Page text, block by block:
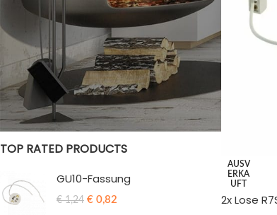
STATUS DER BESTÄNDE
Im Verkauf
Vorrätig
TOP RATED PRODUCTS
GU10-Fassung
€1,24 € 0,82
AUSV
ERKA
UFT
2x Lose